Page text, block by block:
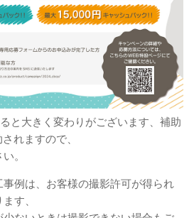
ると大きく変わりがございます、補助
れますので、
。
例は、お客様の撮影許可が得られ
す、